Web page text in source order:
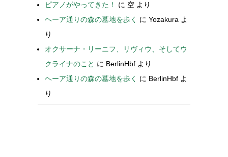
ピアノがやってきた！
に 空 より
ヘーア通りの森の墓地を歩く
に Yozakura よ
り
オクサーナ・リーニフ、リヴィウ、そしてウ
クライナのこと に BerlinHbf より
ヘーア通りの森の墓地を歩く
に BerlinHbf よ
り